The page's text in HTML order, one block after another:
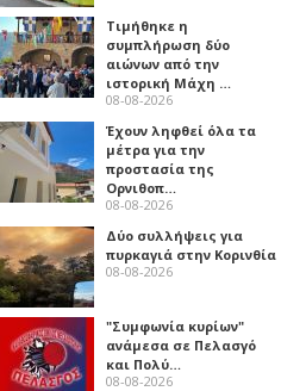
Τιμήθηκε η
συμπλήρωση δύο
αιώνων από την
ιστορική Μάχη …
08-08-2026
Έχουν ληφθεί όλα τα
μέτρα για την
προστασία της
Ορνιθοπ…
08-08-2026
Δύο συλλήψεις για
πυρκαγιά στην Κορινθία
08-08-2026
"Συμφωνία κυρίων"
ανάμεσα σε Πελασγό
και Πολύ…
08-08-2026